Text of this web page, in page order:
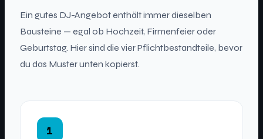
Ein gutes DJ-Angebot enthält immer dieselben
Bausteine — egal ob Hochzeit, Firmenfeier oder
Geburtstag. Hier sind die vier Pflichtbestandteile, bevor
du das Muster unten kopierst.
1